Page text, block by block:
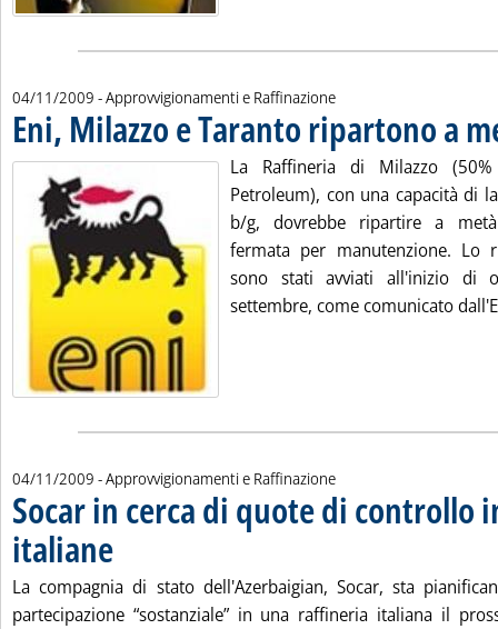
04/11/2009 - Approvvigionamenti e Raffinazione
Eni, Milazzo e Taranto ripartono a
La Raffineria di Milazzo
Petroleum), con una capacità di
b/g, dovrebbe ripartire a
fermata per manutenzione. Lo
sono stati avviati all'inizio di
settembre, come comunicato
04/11/2009 - Approvvigionamenti e Raffinazione
Socar in cerca di quote di controllo
italiane . Pubblicata mercoledì 04 novembre 2009 alle 17.10.
La compagnia di stato dell'Azerbaigian, Socar, sta
partecipazione “sostanziale” in una raffineria italiana il